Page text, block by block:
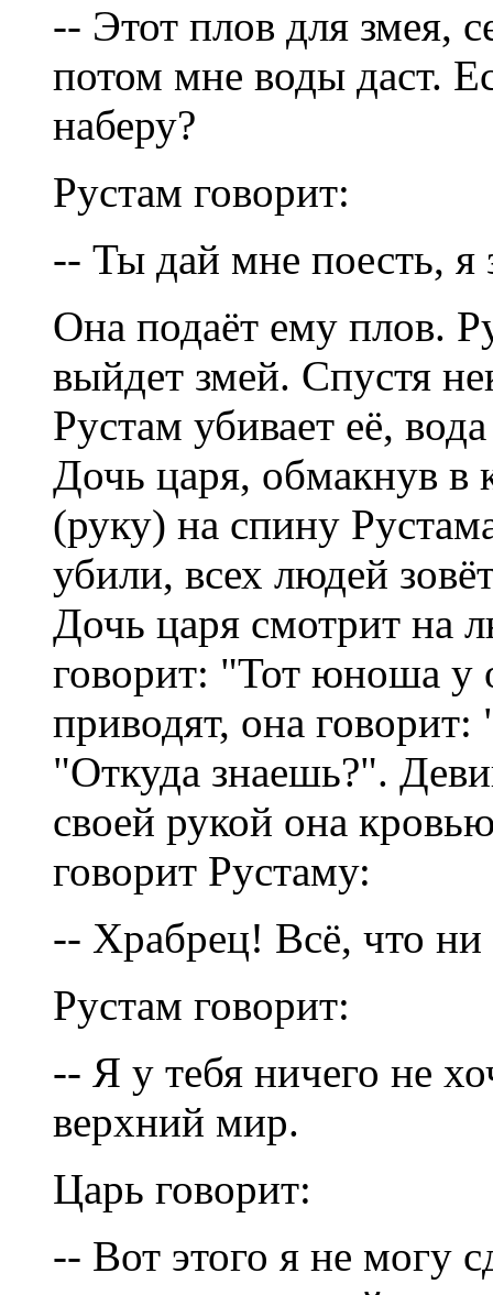
-- Этот плов для змея,
потом мне воды даст.
наберу?
Рустам говорит:
-- Ты дай мне поесть, я
Она подаёт ему плов.
выйдет змей. Спустя
Рустам убивает её,
Дочь царя, обмакнув в
(руку) на спину
убили, всех людей
Дочь царя смотрит на
говорит: "Тот юноша у
приводят, она
"Откуда знаешь?".
своей рукой она
говорит Рустаму:
-- Храбрец! Всё, что
Рустам говорит:
-- Я у тебя ничего не
верхний мир.
Царь говорит:
-- Вот этого я не могу